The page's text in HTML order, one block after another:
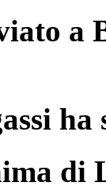
a
ha
di